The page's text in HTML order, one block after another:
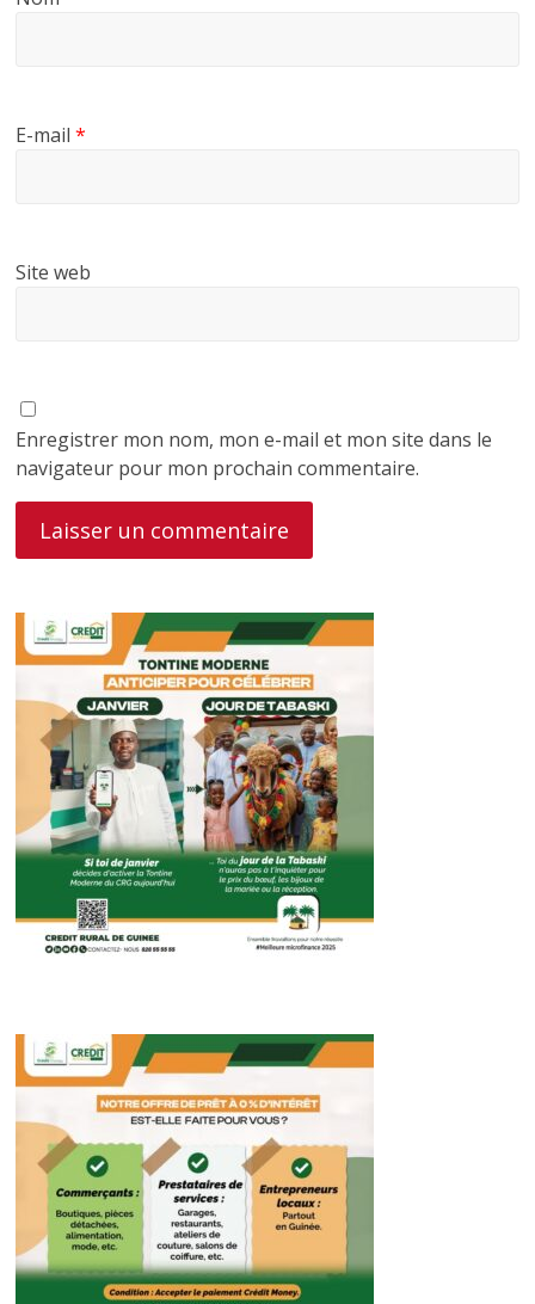
E-mail*
Site web
Enregistrer mon nom, mon e-mail et mon site dans le
navigateur pour mon prochain commentaire.